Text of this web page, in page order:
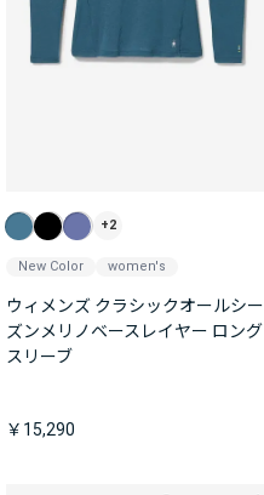
+2
New Color women's
ウィメンズ クラシックオールシー
ズンメリノベースレイヤー ロング
スリーブ
￥15,290